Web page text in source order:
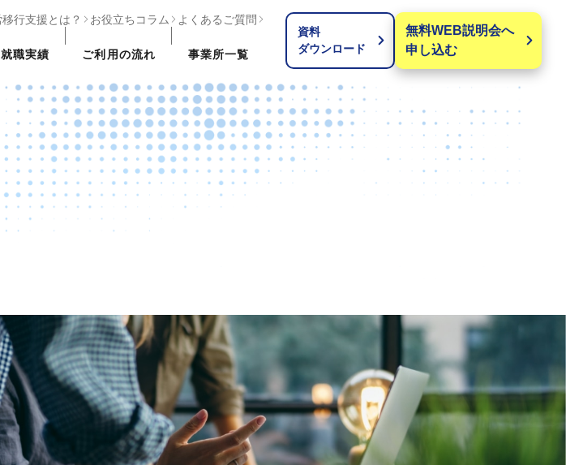
行支援とは？ お役立ちコラム よくあるご質問
就職実績 ご利用の流れ 事業所一覧
資料
ダウンロード
無料WEB説明会へ
申し込む